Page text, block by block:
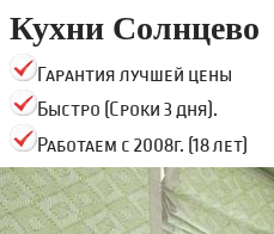
Кухни Солнцево
Гарантия лучшей цены
Быстро (Сроки 3 дня).
Работаем с 2008г. (18 лет)